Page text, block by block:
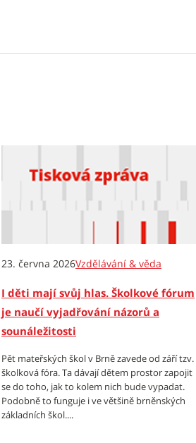
23. června 2026Vzdělávání & věda
I děti mají svůj hlas. Školkové fórum
je naučí vyjadřování názorů a
sounáležitosti
Pět mateřských škol v Brně zavede od září tzv.
školková fóra. Ta dávají dětem prostor zapojit
se do toho, jak to kolem nich bude vypadat.
Podobně to funguje i ve většině brněnských
základních škol....